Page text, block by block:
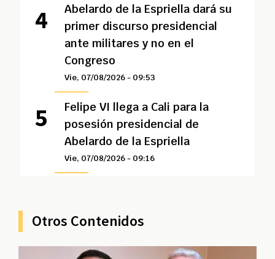
Abelardo de la Espriella dará su
primer discurso presidencial
ante militares y no en el
Congreso
Vie, 07/08/2026 - 09:53
Felipe VI llega a Cali para la
posesión presidencial de
Abelardo de la Espriella
Vie, 07/08/2026 - 09:16
Otros Contenidos